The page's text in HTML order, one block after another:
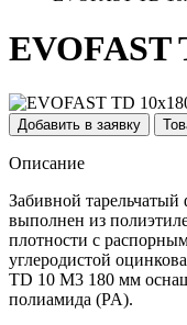
EVOFAST
Добавить в заявку
Описание
Забивной
выполнен из
плотности с
углеродистой
TD 10 M3 180 мм
полиамида (PA).